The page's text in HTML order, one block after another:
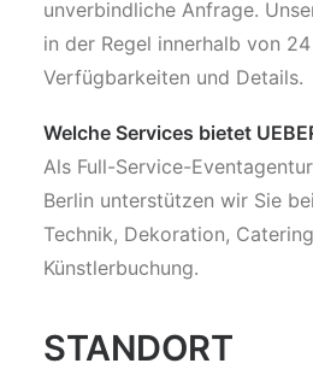
unverbindliche Anfrage.
in der Regel innerhalb von
Verfügbarkeiten und Details.
Welche Services bietet
Als Full-Service-
Berlin unterstützen wir Sie
Technik, Dekoration,
Künstlerbuchung.
STANDORT